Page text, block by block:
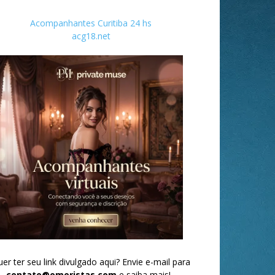
Acompanhantes Curitiba 24 hs
acg18.net
ter seu link divulgado aqui? Envie e-mail para